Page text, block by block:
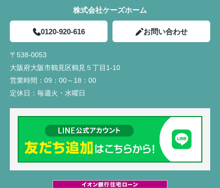
株式会社ケーズホーム
0120-920-616 お問い合わせ
〒538-0053
大阪府大阪市鶴見区鶴見５丁目1-10
営業時間： 09：00～18：00
定休日： 毎週火・水曜日